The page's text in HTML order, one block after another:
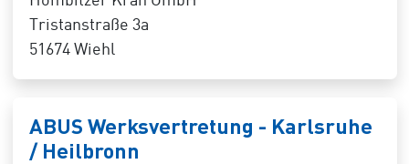
Tristanstraße 3a
51674 Wiehl
ABUS Werksvertretung - Karlsruhe
/ Heilbronn